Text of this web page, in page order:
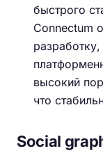
быстрого
Connectum
высокий
что
Social